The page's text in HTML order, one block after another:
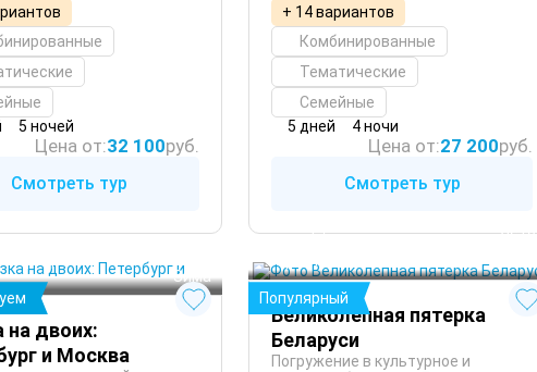
5 ночей
Цена от:32 100руб.
Смотреть тур
+ 14 вариантов
Комбинированные
Тематические
Семейные
5 дней
4 ночи
Цена от:27 200руб.
Смотреть тур
Зима
на двоих:
и Москва
Популярный
Лето
Великолепная пятерка
Беларуси
Погружение в культурное и